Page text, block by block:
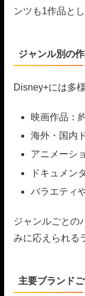
ンツも1作品と
ジャンル別の
Disney+には多
映画作品：
海外・国内
アニメーシ
ドキュメン
バラエティ
ジャンルごとの
みに応えられる
主要ブランド